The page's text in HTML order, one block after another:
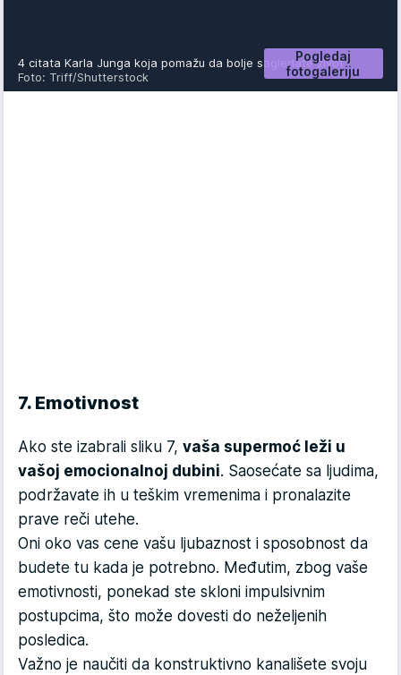
Pogledaj
fotogaleriju
4 citata Karla Junga koja pomažu da bolje sagledate život
Foto: Triff/Shutterstock
7. Emotivnost
Ako ste izabrali sliku 7, vaša supermoć leži u
vašoj emocionalnoj dubini. Saosećate sa ljudima,
podržavate ih u teškim vremenima i pronalazite
prave reči utehe.
Oni oko vas cene vašu ljubaznost i sposobnost da
budete tu kada je potrebno. Međutim, zbog vaše
emotivnosti, ponekad ste skloni impulsivnim
postupcima, što može dovesti do neželjenih
posledica.
Važno je naučiti da konstruktivno kanališete svoju